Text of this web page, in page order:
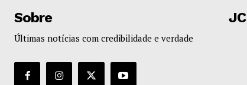
Sobre
Últimas notícias com credibilidade e verdade
JC